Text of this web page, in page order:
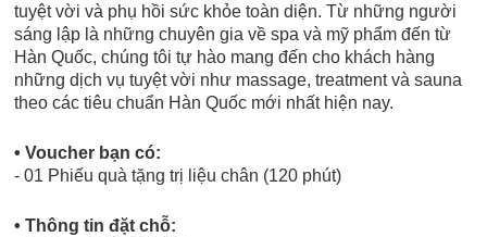
tuyệt vời và phụ hồi sức khỏe toàn diện. Từ những người
sáng lập là những chuyên gia về spa và mỹ phẩm đến từ
Hàn Quốc, chúng tôi tự hào mang đến cho khách hàng
những dịch vụ tuyệt vời như massage, treatment và sauna
theo các tiêu chuẩn Hàn Quốc mới nhất hiện nay.
• Voucher bạn có:
- 01 Phiếu quà tặng trị liệu chân (120 phút)
• Thông tin đặt chỗ: